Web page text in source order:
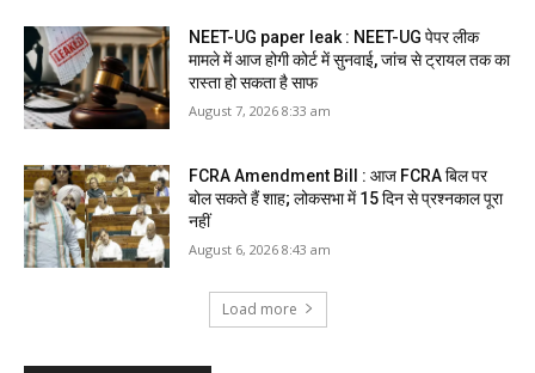
NEET-UG paper leak : NEET-UG पेपर लीक
मामले में आज होगी कोर्ट में सुनवाई, जांच से ट्रायल तक का
रास्ता हो सकता है साफ
August 7, 2026 8:33 am
FCRA Amendment Bill : आज FCRA बिल पर
बोल सकते हैं शाह; लोकसभा में 15 दिन से प्रश्नकाल पूरा
नहीं
August 6, 2026 8:43 am
Load more